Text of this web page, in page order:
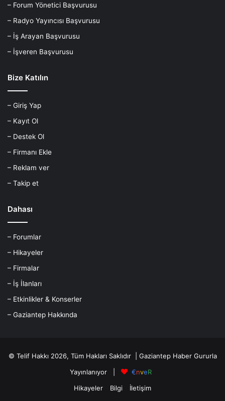
– Forum Yönetici Başvurusu
– Radyo Yayıncısı Başvurusu
– İş Arayan Başvurusu
– İşveren Başvurusu
Bize Katılın
– Giriş Yap
– Kayıt Ol
– Destek Ol
– Firmanı Ekle
– Reklam ver
– Takip et
Dahası
– Forumlar
– Hikayeler
– Firmalar
– İş İlanları
– Etkinlikler & Konserler
– Gaziantep Hakkında
© Telif Hakkı 2026, Tüm Hakları Saklıdır | Gaziantep HaberGururla
Yayınlanıyor |
€nveR
Hikayeler
Bilgi İletişim